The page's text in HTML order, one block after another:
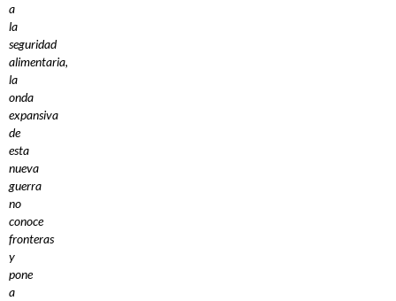
a
la
seguridad
alimentaria,
la
onda
expansiva
de
esta
nueva
guerra
no
conoce
fronteras
y
pone
a